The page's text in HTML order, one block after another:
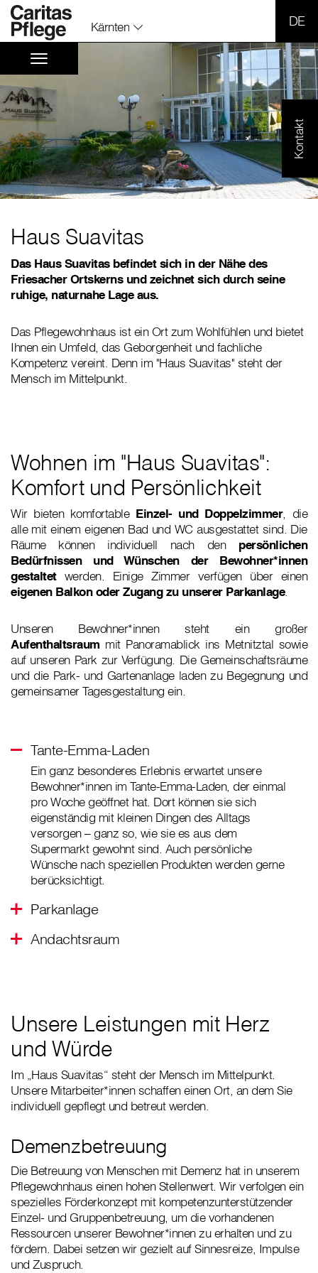
Kärnten
Kontakt
Haus Suavitas
Das Haus Suavitas befindet sich in der Nähe des
Friesacher Ortskerns und zeichnet sich durch seine
ruhige, naturnahe Lage aus.
Das Pflegewohnhaus ist ein Ort zum Wohlfühlen und bietet
Ihnen ein Umfeld, das Geborgenheit und fachliche
Kompetenz vereint. Denn im "Haus Suavitas" steht der
Mensch im Mittelpunkt.
Wohnen im "Haus Suavitas":
Komfort und Persönlichkeit
Wir bieten komfortable Einzel- und Doppelzimmer, die
alle mit einem eigenen Bad und WC ausgestattet sind. Die
Räume können individuell nach den persönlichen
Bedürfnissen und Wünschen der Bewohner*innen
gestaltetwerden. Einige Zimmer verfügen über einen
eigenen Balkon oder Zugang zu unserer Parkanlage.
Unseren Bewohner*innen steht ein großer
Aufenthaltsraum mit Panoramablick ins Metnitztal sowie
auf unseren Park zur Verfügung. Die Gemeinschaftsräume
und die Park- und Gartenanlage laden zu Begegnung und
gemeinsamer Tagesgestaltung ein.
Tante-Emma-Laden
Ein ganz besonderes Erlebnis erwartet unsere
Bewohner*innen im Tante-Emma-Laden, der einmal
pro Woche geöffnet hat. Dort können sie sich
eigenständig mit kleinen Dingen des Alltags
versorgen – ganz so, wie sie es aus dem
Supermarkt gewohnt sind. Auch persönliche
Wünsche nach speziellen Produkten werden gerne
berücksichtigt.
Parkanlage
Andachtsraum
Unsere Leistungen mit Herz
und Würde
Im „Haus Suavitas“ steht der Mensch im Mittelpunkt.
Unsere Mitarbeiter*innen schaffen einen Ort, an dem Sie
individuell gepflegt und betreut werden.
Demenzbetreuung
Die Betreuung von Menschen mit Demenz hat in unserem
Pflegewohnhaus einen hohen Stellenwert. Wir verfolgen ein
spezielles Förderkonzept mit kompetenzunterstützender
Einzel- und Gruppenbetreuung, um die vorhandenen
Ressourcen unserer Bewohner*innen zu erhalten und zu
fördern. Dabei setzen wir gezielt auf Sinnesreize, Impulse
und Zuspruch.